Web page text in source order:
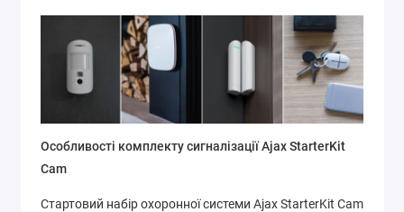
Особливості комплекту сигналізації Ajax StarterKit
Cam
Стартовий набір охоронної системи Ajax StarterKit Cam